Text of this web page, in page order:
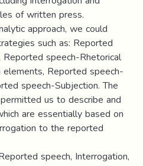
of written press.
approach, we could
such as: Reported
speech-Rhetorical
Reported speech-
speech-Subjection. The
us to describe and
are essentially based on
to the reported
speech, Interrogation,